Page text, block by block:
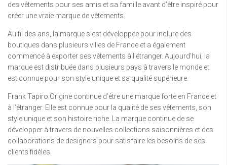
des vêtements pour ses amis et sa famille avant d’être inspiré pour
créer une vraie marque de vêtements.
Au fil des ans, la marque s’est développée pour inclure des
boutiques dans plusieurs villes de France et a également
commencé à exporter ses vêtements à l’étranger. Aujourd’hui, la
marque est distribuée dans plusieurs pays à travers le monde et
est connue pour son style unique et sa qualité supérieure.
Frank Tapiro Origine continue d’être une marque forte en France et
à l’étranger. Elle est connue pour la qualité de ses vêtements, son
style unique et son histoire riche. La marque continue de se
développer à travers de nouvelles collections saisonnières et des
collaborations de designers pour satisfaire les besoins de ses
clients fidèles.